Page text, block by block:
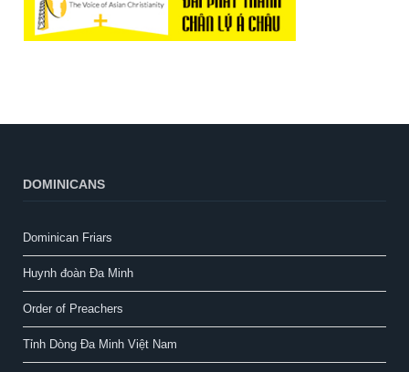
DOMINICANS
Dominican Friars
Huynh đoàn Đa Minh
Order of Preachers
Tỉnh Dòng Đa Minh Việt Nam